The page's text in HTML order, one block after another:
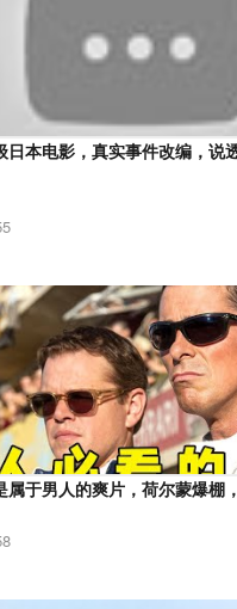
日本电影，真实事件改编，说
属于男人的爽片，荷尔蒙爆棚